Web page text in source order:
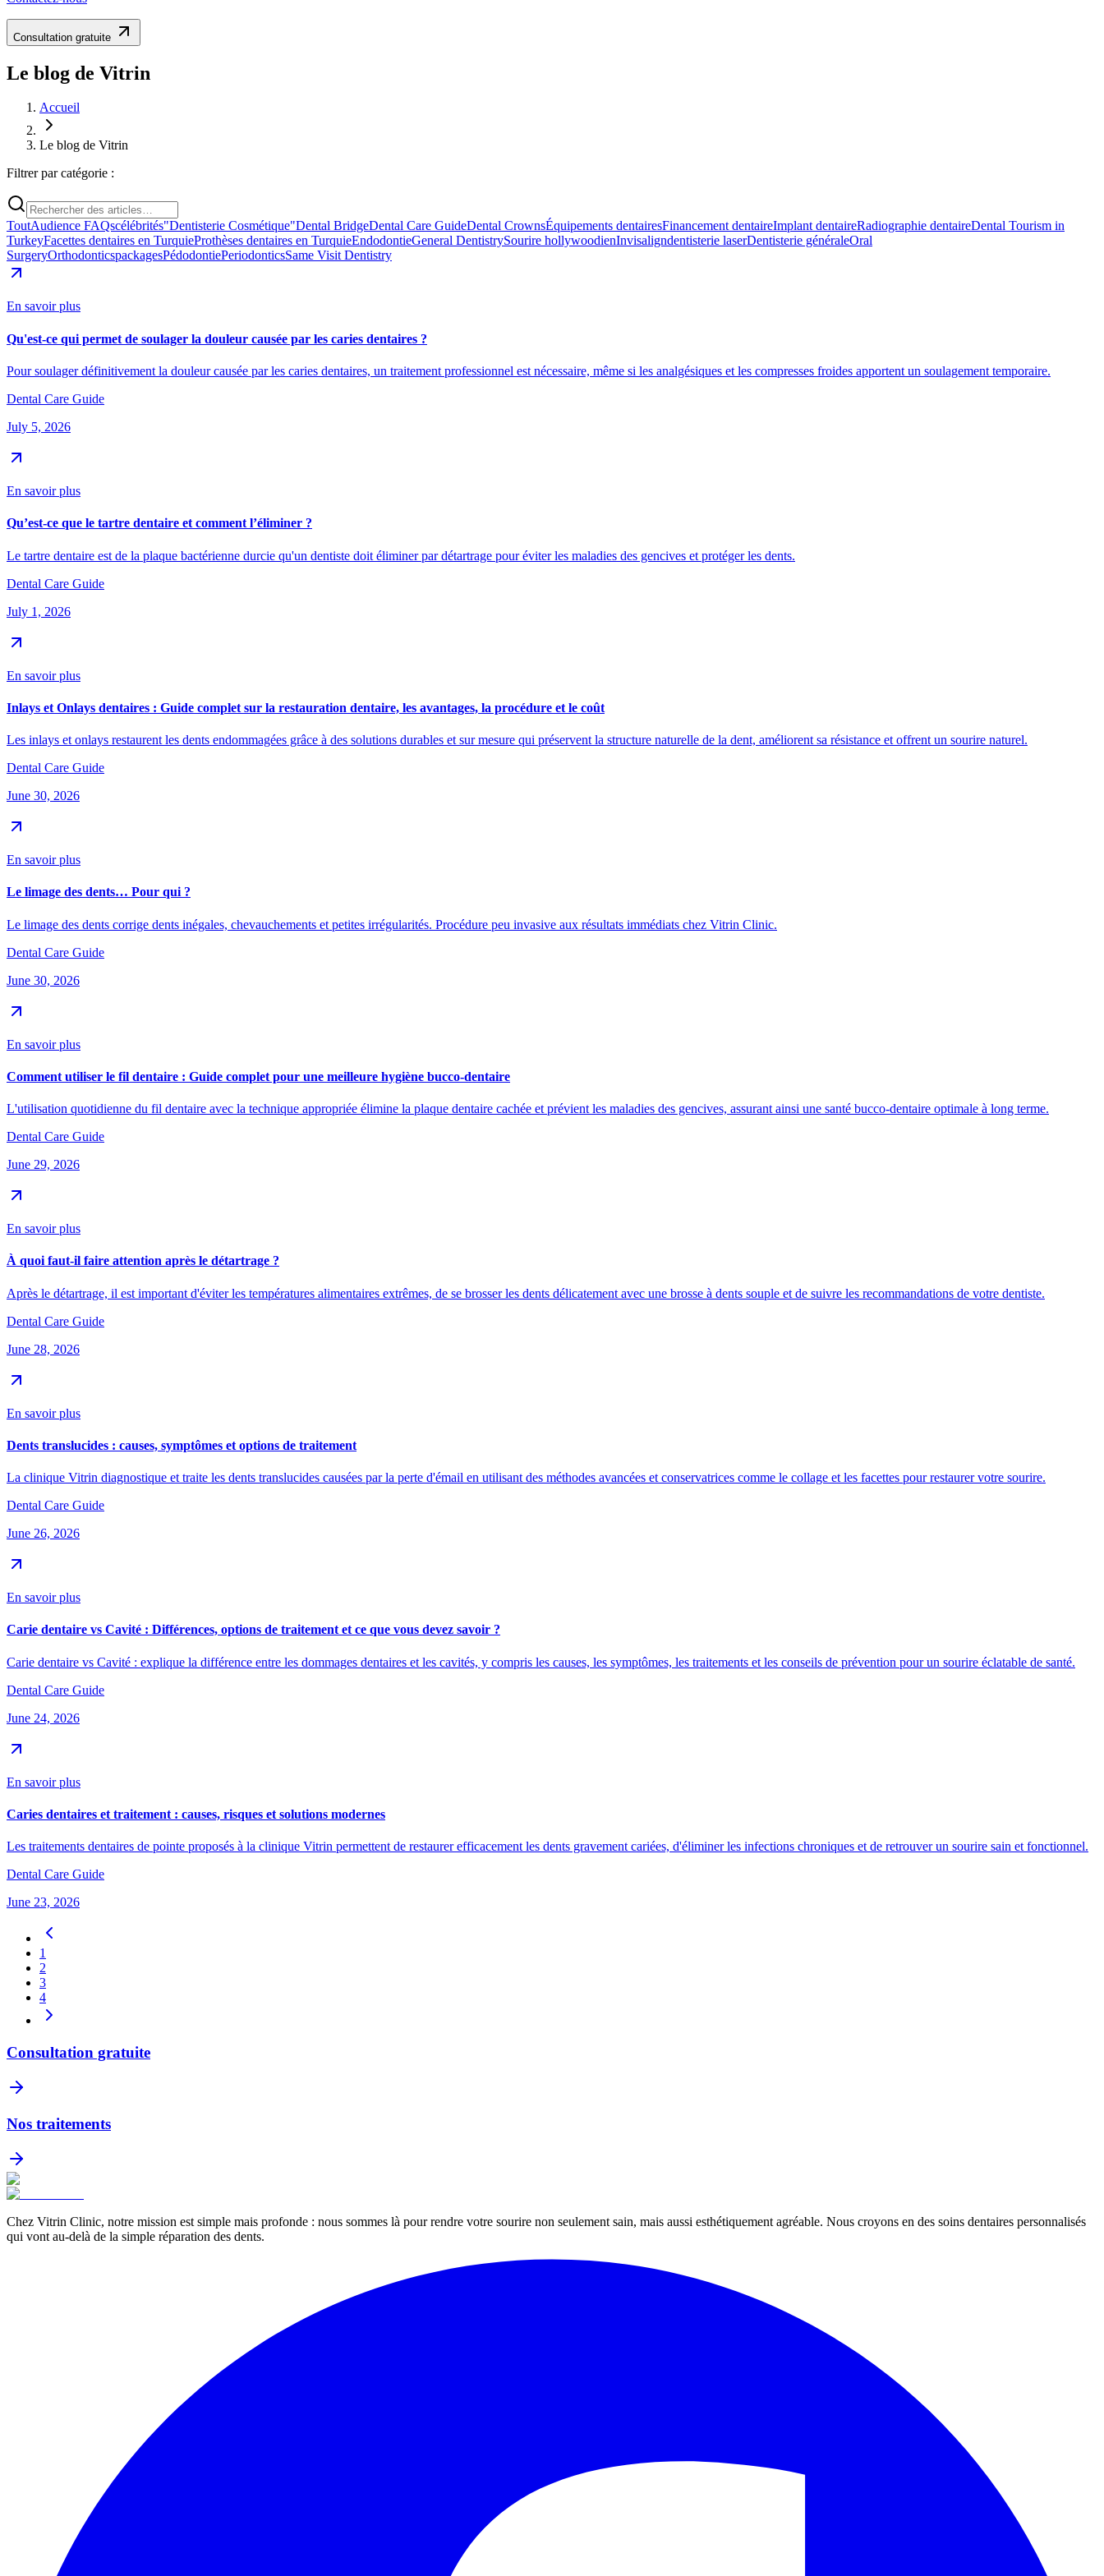
Consultation gratuite
Le blog de Vitrin
Accueil
Le blog de Vitrin
Filtrer par catégorie :
ToutAudience FAQscélébrités"Dentisterie Cosmétique"Dental BridgeDental Care GuideDental CrownsÉquipements dentairesFinancement dentaireImplant dentaireRadiographie dentaireDental Tourism in
TurkeyFacettes dentaires en TurquieProthèses dentaires en TurquieEndodontieGeneral DentistrySourire hollywoodienInvisaligndentisterie laserDentisterie généraleOral
SurgeryOrthodonticspackagesPédodontiePeriodonticsSame Visit Dentistry
En savoir plus
Qu'est-ce qui permet de soulager la douleur causée par les caries dentaires ?
Pour soulager définitivement la douleur causée par les caries dentaires, un traitement professionnel est nécessaire, même si les analgésiques et les compresses froides apportent un soulagement temporaire.
Dental Care Guide
July 5, 2026
En savoir plus
Qu’est-ce que le tartre dentaire et comment l’éliminer ?
Le tartre dentaire est de la plaque bactérienne durcie qu'un dentiste doit éliminer par détartrage pour éviter les maladies des gencives et protéger les dents.
Dental Care Guide
July 1, 2026
En savoir plus
Inlays et Onlays dentaires : Guide complet sur la restauration dentaire, les avantages, la procédure et le coût
Les inlays et onlays restaurent les dents endommagées grâce à des solutions durables et sur mesure qui préservent la structure naturelle de la dent, améliorent sa résistance et offrent un sourire naturel.
Dental Care Guide
June 30, 2026
En savoir plus
Le limage des dents… Pour qui ?
Le limage des dents corrige dents inégales, chevauchements et petites irrégularités. Procédure peu invasive aux résultats immédiats chez Vitrin Clinic.
Dental Care Guide
June 30, 2026
En savoir plus
Comment utiliser le fil dentaire : Guide complet pour une meilleure hygiène bucco-dentaire
L'utilisation quotidienne du fil dentaire avec la technique appropriée élimine la plaque dentaire cachée et prévient les maladies des gencives, assurant ainsi une santé bucco-dentaire optimale à long terme.
Dental Care Guide
June 29, 2026
En savoir plus
À quoi faut-il faire attention après le détartrage ?
Après le détartrage, il est important d'éviter les températures alimentaires extrêmes, de se brosser les dents délicatement avec une brosse à dents souple et de suivre les recommandations de votre dentiste.
Dental Care Guide
June 28, 2026
En savoir plus
Dents translucides : causes, symptômes et options de traitement
La clinique Vitrin diagnostique et traite les dents translucides causées par la perte d'émail en utilisant des méthodes avancées et conservatrices comme le collage et les facettes pour restaurer votre sourire.
Dental Care Guide
June 26, 2026
En savoir plus
Carie dentaire vs Cavité : Différences, options de traitement et ce que vous devez savoir ?
Carie dentaire vs Cavité : explique la différence entre les dommages dentaires et les cavités, y compris les causes, les symptômes, les traitements et les conseils de prévention pour un sourire éclatable de santé.
Dental Care Guide
June 24, 2026
En savoir plus
Caries dentaires et traitement : causes, risques et solutions modernes
Les traitements dentaires de pointe proposés à la clinique Vitrin permettent de restaurer efficacement les dents gravement cariées, d'éliminer les infections chroniques et de retrouver un sourire sain et fonctionnel.
Dental Care Guide
June 23, 2026
1
2
3
4
Consultation gratuite
Nos traitements
Chez Vitrin Clinic, notre mission est simple mais profonde : nous sommes là pour rendre votre sourire non seulement sain, mais aussi esthétiquement agréable. Nous croyons en des soins dentaires personnalisés
qui vont au-delà de la simple réparation des dents.